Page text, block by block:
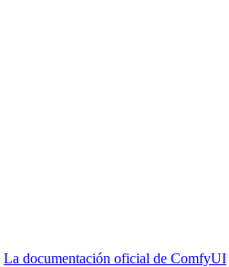
La documentación oficial de ComfyUI